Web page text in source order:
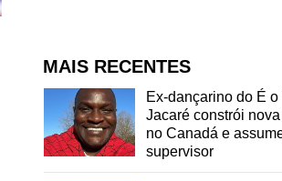
MAIS RECENTES
Ex-dançarino do É o
Jacaré constrói
no Canadá e
supervisor